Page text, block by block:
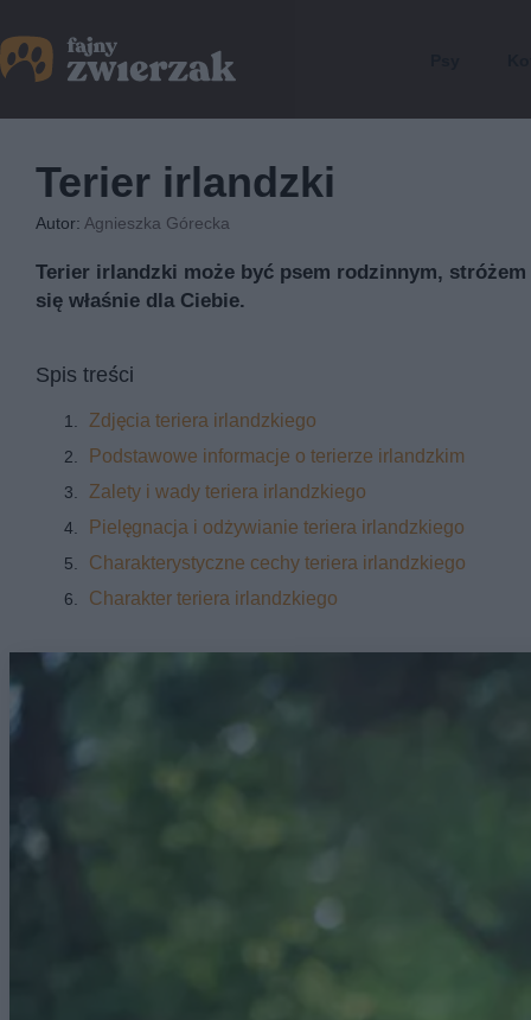
Terier irlandzki
Autor: Agnieszka Górecka
Terier irlandzki może być psem rodzinnym,
się właśnie dla Ciebie.
Spis treści
Zdjęcia teriera irlandzkiego
Podstawowe informacje o terierze irlandzkim
Zalety i wady teriera irlandzkiego
Pielęgnacja i odżywianie teriera irlandzkiego
Charakterystyczne cechy teriera irlandzkiego
Charakter teriera irlandzkiego